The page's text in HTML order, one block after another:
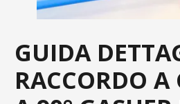
GUIDA
RACCORDO